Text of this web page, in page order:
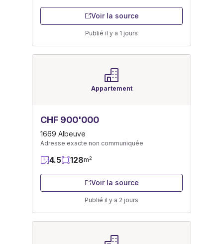
Voir la source
Publié il y a 1 jours
Appartement
CHF 900'000
1669 Albeuve
Adresse exacte non communiquée
4.5 128m2
Voir la source
Publié il y a 2 jours